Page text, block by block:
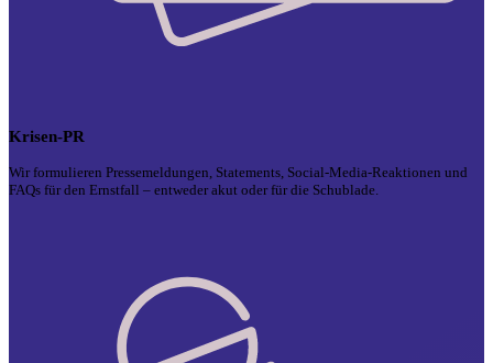
Krisen-PR
Wir formulieren Pressemeldungen, Statements, Social-Media-Reaktionen und
FAQs für den Ernstfall – entweder akut oder für die Schublade.